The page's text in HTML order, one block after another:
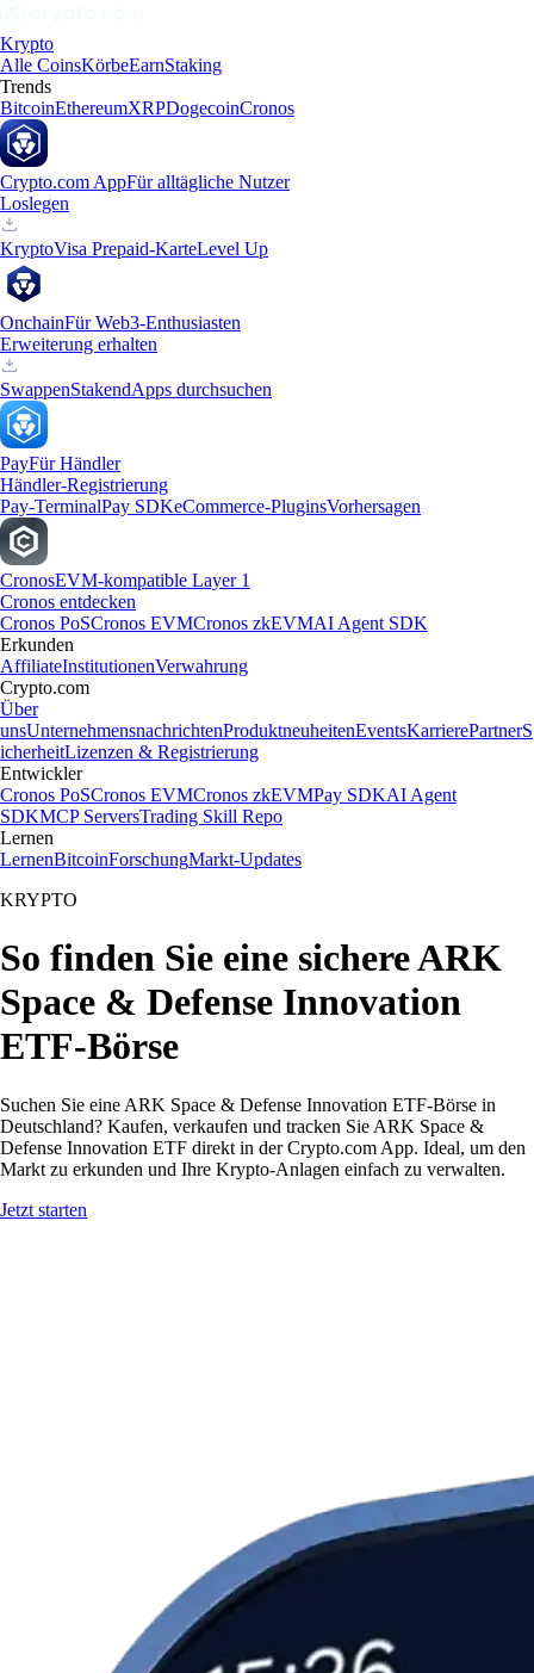
Krypto
Alle CoinsKörbeEarnStaking
Trends
BitcoinEthereumXRPDogecoinCronos
Crypto.com AppFür alltägliche Nutzer
Loslegen
KryptoVisa Prepaid-KarteLevel Up
OnchainFür Web3-Enthusiasten
Erweiterung erhalten
SwappenStakendApps durchsuchen
PayFür Händler
Händler-Registrierung
Pay-TerminalPay SDKeCommerce-PluginsVorhersagen
CronosEVM-kompatible Layer 1
Cronos entdecken
Cronos PoSCronos EVMCronos zkEVMAI Agent SDK
Erkunden
AffiliateInstitutionenVerwahrung
Crypto.com
Über
unsUnternehmensnachrichtenProduktneuheitenEventsKarrierePartnerS
icherheitLizenzen & Registrierung
Entwickler
Cronos PoSCronos EVMCronos zkEVMPay SDKAI Agent
SDKMCP ServersTrading Skill Repo
Lernen
LernenBitcoinForschungMarkt-Updates
KRYPTO
So finden Sie eine sichere ARK
Space & Defense Innovation
ETF-Börse
Suchen Sie eine ARK Space & Defense Innovation ETF-Börse in
Deutschland? Kaufen, verkaufen und tracken Sie ARK Space &
Defense Innovation ETF direkt in der Crypto.com App. Ideal, um den
Markt zu erkunden und Ihre Krypto-Anlagen einfach zu verwalten.
Jetzt starten